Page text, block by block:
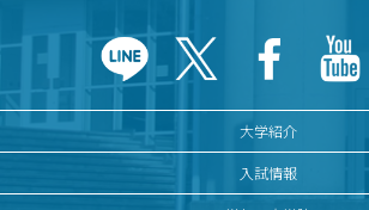
教員一覧
附属学校園
大学紹介
入試情報